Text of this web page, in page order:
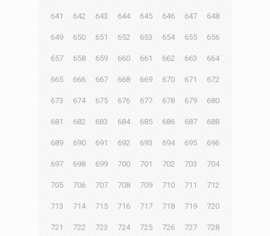
641 642 643 644 645 646 647 648
649 650 651 652 653 654 655 656
657 658 659 660 661 662 663 664
665 666 667 668 669 670 671 672
673 674 675 676 677 678 679 680
681 682 683 684 685 686 687 688
689 690 691 692 693 694 695 696
697 698 699 700 701 702 703 704
705 706 707 708 709 710 711 712
713 714 715 716 717 718 719 720
721 722 723 724 725 726 727 728